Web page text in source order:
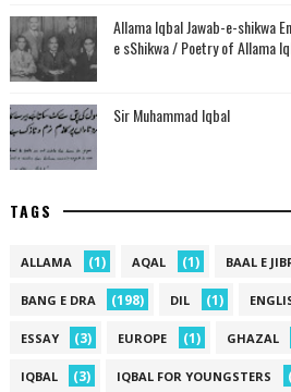
Allama Iqbal Jawab-e-shikwa
e sShikwa / Poetry of Allama
Sir Muhammad Iqbal
TAGS
ALLAMA (1) AQAL (1) BAAL E
BANG E DRA (198) DIL (1)
ESSAY (3) EUROPE (1) GHAZAL
IQBAL (3) IQBAL FOR YOUNGSTERS